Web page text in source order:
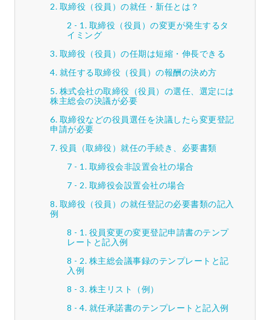
取締役（役員）の就任・新任とは？
取締役（役員）の変更が発生するタ
イミング
取締役（役員）の任期は短縮・伸長できる
就任する取締役（役員）の報酬の決め方
株式会社の取締役（役員）の選任、選定には
株主総会の決議が必要
取締役などの役員選任を決議したら変更登記
申請が必要
役員（取締役）就任の手続き、必要書類
取締役会非設置会社の場合
取締役会設置会社の場合
取締役（役員）の就任登記の必要書類の記入
例
役員変更の変更登記申請書のテンプ
レートと記入例
株主総会議事録のテンプレートと記
入例
株主リスト（例）
就任承諾書のテンプレートと記入例